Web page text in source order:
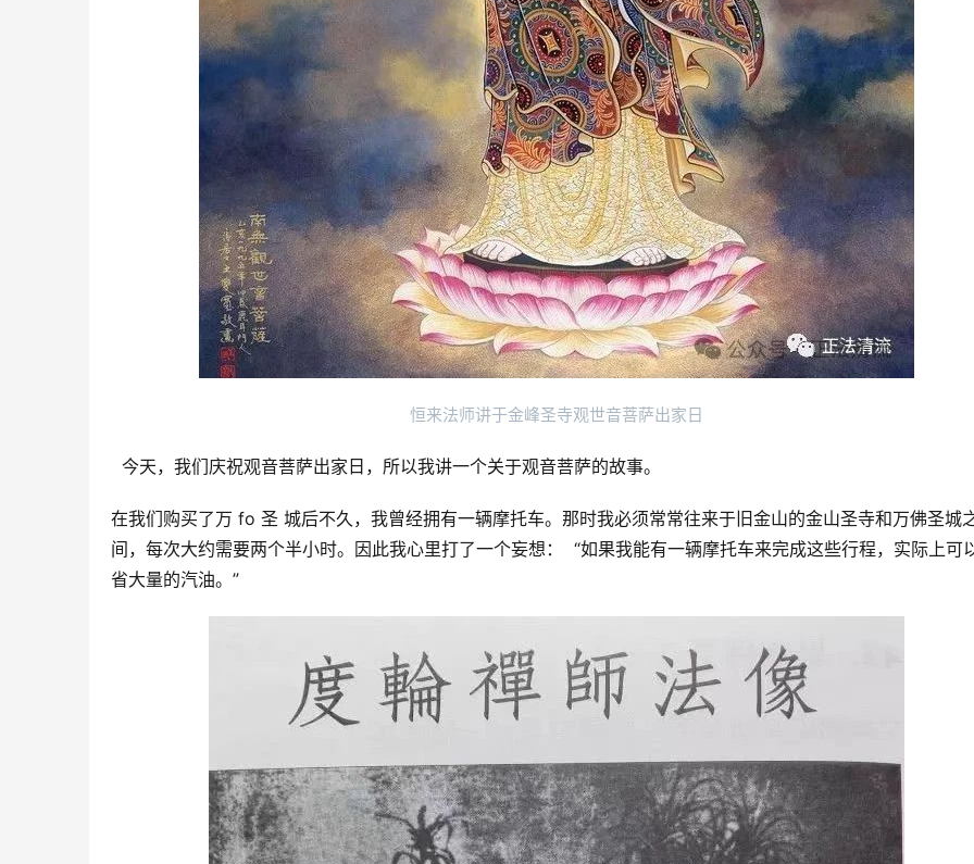
恒来法师讲于金峰圣寺观世音菩萨出家日
今天，我们庆祝观音菩萨出家日，所以我讲一个关于观音菩萨的故事。
在我们购买了万 fo 圣 城后不久，我曾经拥有一辆摩托车。那时我必须常常往来于旧金山的金山圣寺和万佛圣城
间，每次大约需要两个半小时。因此我心里打了一个妄想：  “如果我能有一辆摩托车来完成这些行程，实际上可
省大量的汽油。”